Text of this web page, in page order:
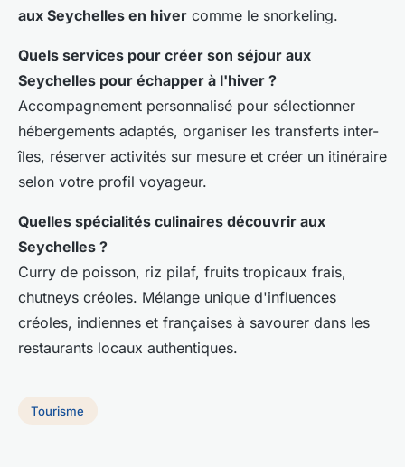
aux Seychelles en hiver comme le snorkeling.
Quels services pour créer son séjour aux
Seychelles pour échapper à l'hiver ?
Accompagnement personnalisé pour sélectionner
hébergements adaptés, organiser les transferts inter-
îles, réserver activités sur mesure et créer un itinéraire
selon votre profil voyageur.
Quelles spécialités culinaires découvrir aux
Seychelles ?
Curry de poisson, riz pilaf, fruits tropicaux frais,
chutneys créoles. Mélange unique d'influences
créoles, indiennes et françaises à savourer dans les
restaurants locaux authentiques.
Tourisme